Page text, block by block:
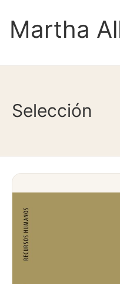
contenido
Martha
Selección